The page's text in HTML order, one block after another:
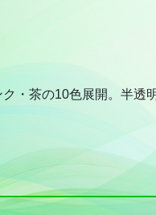
・茶の10色展開。半透